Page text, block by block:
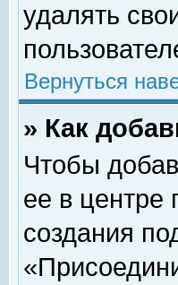
удалять
Вернуться
» Как
Чтобы
ее в центре
создания